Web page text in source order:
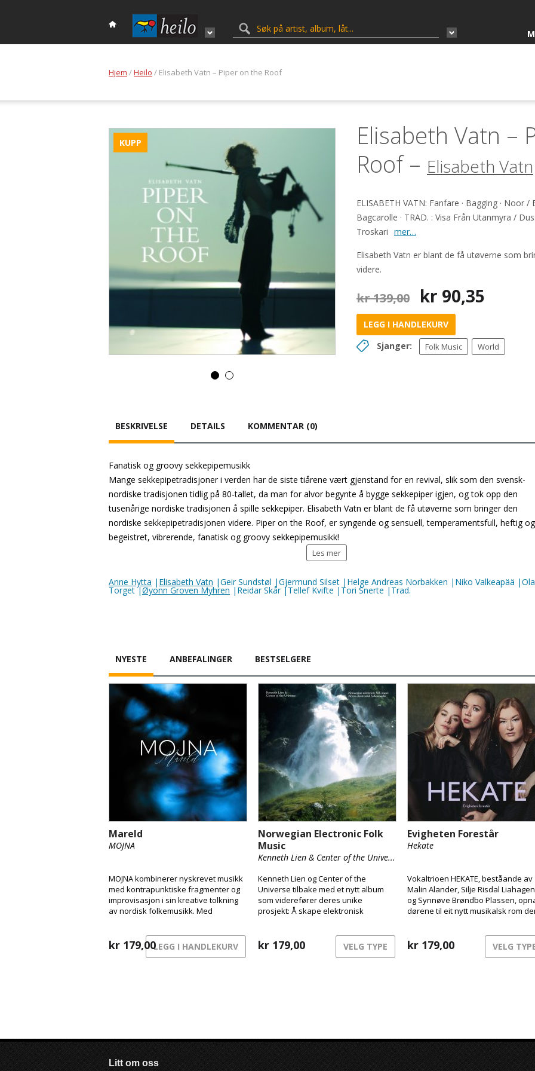
Hjem /Heilo / Elisabeth Vatn – Piper on the Roof
KUPP
Elisabeth Vatn –
Roof – Elisabeth Vatn
ELISABETH VATN: Fanfare · Bagging · Noor /
Bagcarolle · TRAD. : Visa Från Utanmyra /
Troskari mer…
Elisabeth Vatn er blant de få utøverne som
videre.
kr139,00 Opprinnelig
pris
var:
kr 139,00.
kr 90,35
kr
LEGG I HANDLEKURV
Sjanger:
Folk Music World
BESKRIVELSE DETAILS KOMMENTAR (0)
Fanatisk og groovy sekkepipemusikk
Mange sekkepipetradisjoner i verden har de siste tiårene vært gjenstand for en revival, slik som den svensk-
nordiske tradisjonen tidlig på 80-tallet, da man for alvor begynte å bygge sekkepiper igjen, og tok opp den
tusenårige nordiske tradisjonen å spille sekkepiper. Elisabeth Vatn er blant de få utøverne som bringer den
nordiske sekkepipetradisjonen videre. Piper on the Roof, er syngende og sensuell, temperamentsfull, heftig og
begeistret, vibrerende, fanatisk og groovy sekkepipemusikk!
Les mer
Anne Hytta | Elisabeth Vatn |Geir Sundstøl |Gjermund Silset |Helge Andreas Norbakken |Niko Valkeapää
Torget |Øyonn Groven Myhren |Reidar Skår |Tellef Kvifte |Tori Snerte |Trad.
NYESTE ANBEFALINGER BESTSELGERE
Mareld
MOJNA
MOJNA kombinerer nyskrevet musikk
med kontrapunktiske fragmenter og
improvisasjon i sin kreative tolkning
av nordisk folkemusikk. Med
særegent lydlandskap som har blitt
deres signatur.
kr 179,00LEGG I HANDLEKURV
Norwegian Electronic Folk
Music
Kenneth Lien & Center of the Unive...
Kenneth Lien og Center of the
Universe tilbake med et nytt album
som viderefører deres unike
prosjekt: Å skape elektronisk
kr 179,00 VELG TYPE
Evigheten Forestår
Hekate
Vokaltrioen HEKATE, beståande av
Malin Alander, Silje Risdal Liahagen
og Synnøve Brøndbo Plassen,
dørene til eit nytt musikalsk rom
kr 179,00 VELG
Litt om oss